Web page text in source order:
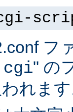
cgi-
フ
" の
れま